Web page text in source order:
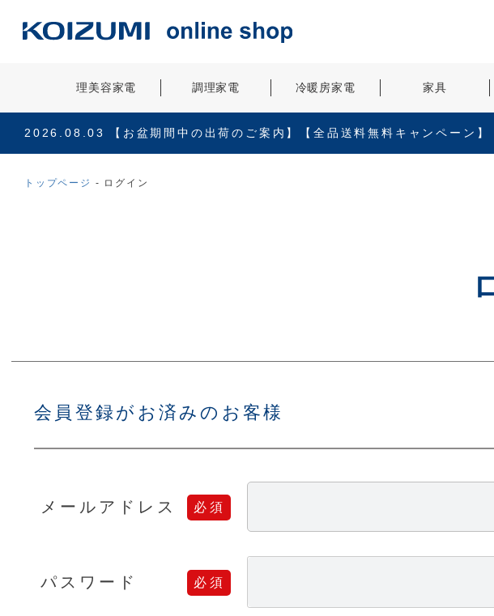
理美容家電 調理家電 冷暖房家電 家具
2026.08.03 【お盆期間中の出荷のご案内】【全品送料無料キャンペーン】
トップページ ログイン
会員登録がお済みのお客様
メールアドレス
パスワード